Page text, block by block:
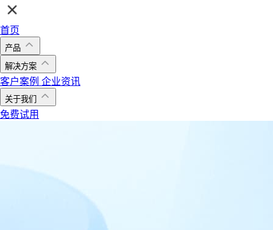
首页
产品
解决方案
客户案例 企业资讯
关于我们
免费试用